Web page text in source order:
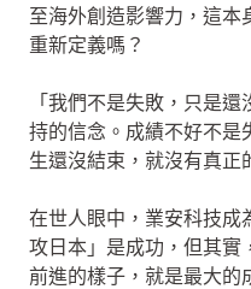
至海外創造影響力，這本
重新定義嗎？
「我們不是失敗，只是
持的信念。成績不好不是
生還沒結束，就沒有真正
在世人眼中，業安科技成
攻日本」是成功，但其實
前進的樣子，就是最大的